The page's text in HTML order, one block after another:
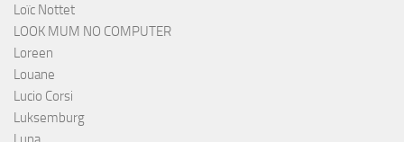
Loïc Nottet
LOOK MUM NO COMPUTER
Loreen
Louane
Lucio Corsi
Luksemburg